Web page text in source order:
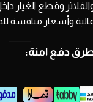
وقطع الغيار
وأسعار منافسة
دفع آمنة: